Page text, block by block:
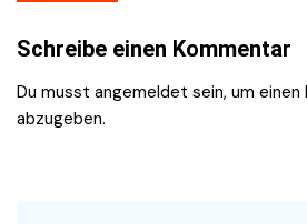
Schreibe einen Kommentar
Du musst angemeldet sein, um
abzugeben.